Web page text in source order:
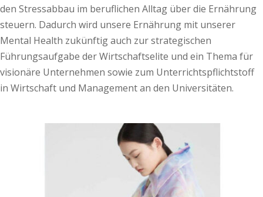
den Stressabbau im beruflichen Alltag über die Ernährung
steuern. Dadurch wird unsere Ernährung mit unserer
Mental Health zukünftig auch zur strategischen
Führungsaufgabe der Wirtschaftselite und ein Thema für
visionäre Unternehmen sowie zum Unterrichtspflichtstoff
in Wirtschaft und Management an den Universitäten.